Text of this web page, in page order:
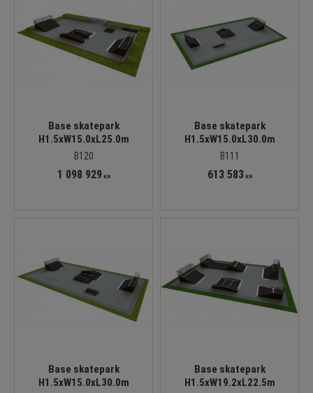
Base skatepark
H1.5xW15.0xL25.0m
B120
1 098 929 KR
Base skatepark
H1.5xW15.0xL30.0m
B111
613 583 KR
Base skatepark
H1.5xW15.0xL30.0m
Base skatepark
H1.5xW19.2xL22.5m